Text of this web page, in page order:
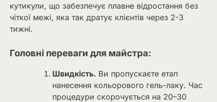
кутикули, що забезпечує плавне відростання без
чіткої межі, яка так дратує клієнтів через 2-3
тижні.
Головні переваги для майстра:
Швидкість. Ви пропускаєте етап
нанесення кольорового гель-лаку. Час
процедури скорочується на 20–30